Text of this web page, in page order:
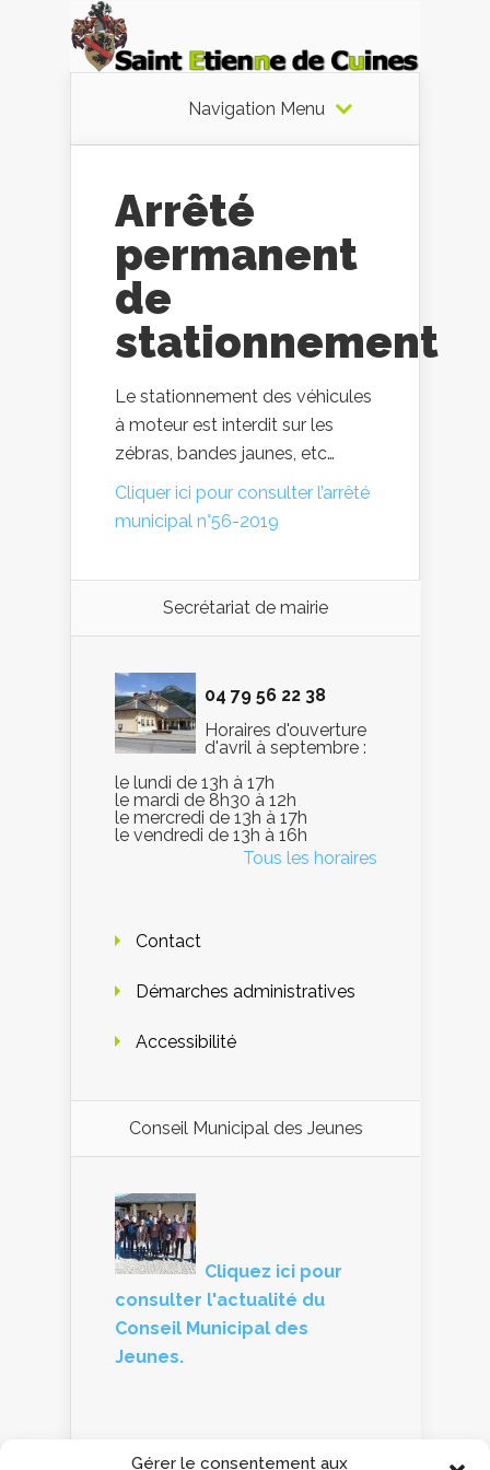
Gérer le consentement aux
Navigation Menu
Arrêté
permanent
de
stationnement
Le stationnement des véhicules
à moteur est interdit sur les
zébras, bandes jaunes, etc…
Cliquer ici pour consulter l’arrêté
municipal n°56-2019
Secrétariat de mairie
04 79 56 22 38
Horaires d'ouverture
d'avril à septembre :
le lundi de 13h à 17h
le mardi de 8h30 à 12h
le mercredi de 13h à 17h
le vendredi de 13h à 16h
Tous les horaires
Contact
Démarches administratives
Accessibilité
Conseil Municipal des Jeunes
Cliquez ici pour
consulter l'actualité du
Conseil Municipal des
Jeunes.